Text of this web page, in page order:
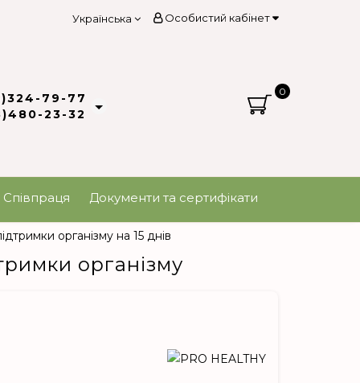
Особистий кабінет
Українська
79-77
23-32
0
Співпраця Документи та сертифікати
організму на 15 днів
організму